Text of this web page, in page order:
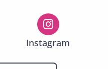
Instagram